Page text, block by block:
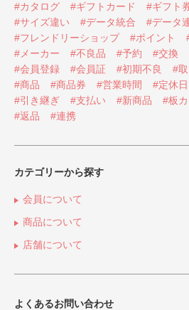
#カタログ
#ギフトカード #ギフト
#サイズ違い
#データ統合 #データ
#フレンドリーショップ
#ポイント
#メーカー
#不良品 #予約 #交換
#会員登録
#会員証 #初期不良 #
#商品
#商品券 #営業時間 #定休日
#引き継ぎ
#支払い #新商品 #板
#返品
#連携
カテゴリーから探す
会員について
商品について
店舗について
よくあるお問い合わせ